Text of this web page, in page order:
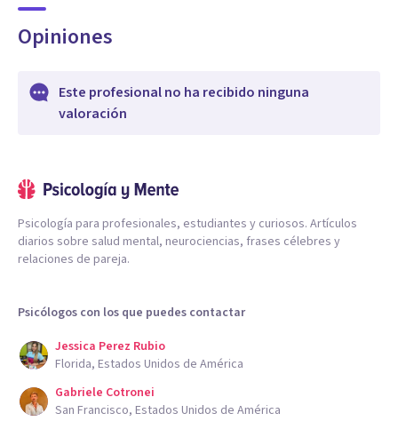
Opiniones
Este profesional no ha recibido ninguna
valoración
Psicología para profesionales, estudiantes y curiosos. Artículos
diarios sobre salud mental, neurociencias, frases célebres y
relaciones de pareja.
Psicólogos con los que puedes contactar
Jessica Perez Rubio
Florida, Estados Unidos de América
Gabriele Cotronei
San Francisco, Estados Unidos de América